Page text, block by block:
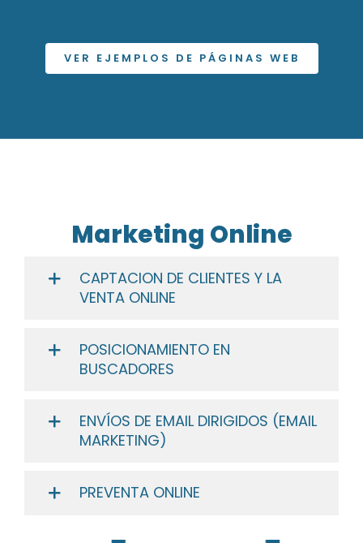
VER EJEMPLOS DE PÁGINAS WEB
Marketing Online
CAPTACION DE CLIENTES Y LA
VENTA ONLINE
POSICIONAMIENTO EN
BUSCADORES
ENVÍOS DE EMAIL DIRIGIDOS (EMAIL
MARKETING)
PREVENTA ONLINE